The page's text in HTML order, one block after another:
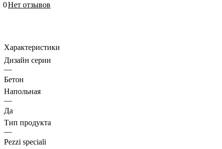
0Нет отзывов
Характеристики
Дизайн серии
—
Бетон
Напольная
—
Да
Тип продукта
—
Pezzi speciali